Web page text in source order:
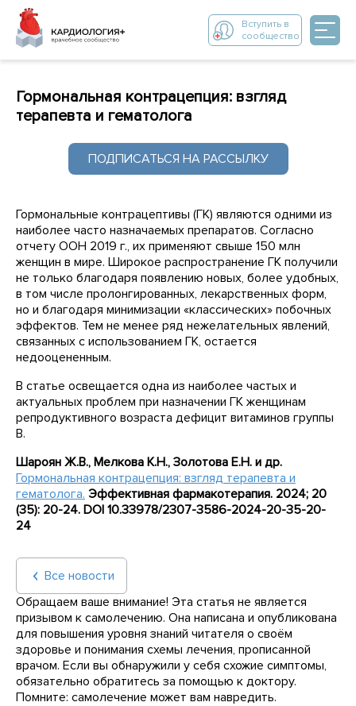
Вступить в
сообщество
Гормональная контрацепция: взгляд
терапевта и гематолога
ПОДПИСАТЬСЯ НА РАССЫЛКУ
Гормональные контрацептивы (ГК) являются одними из
наиболее часто назначаемых препаратов. Согласно
отчету ООН 2019 г., их применяют свыше 150 млн
женщин в мире. Широкое распространение ГК получили
не только благодаря появлению новых, более удобных,
в том числе пролонгированных, лекарственных форм,
но и благодаря минимизации «классических» побочных
эффектов. Тем не менее ряд нежелательных явлений,
связанных с использованием ГК, остается
недооцененным.
В статье освещается одна из наиболее частых и
актуальных проблем при назначении ГК женщинам
репродуктивного возраста дефицит витаминов группы
В.
Шароян Ж.В., Мелкова К.Н., Золотова Е.Н. и др.
Гормональная контрацепция: взгляд терапевта и
гематолога. Эффективная фармакотерапия. 2024; 20
(35): 20-24. DOI 10.33978/2307-3586-2024-20-35-20-
24
Все новости
Обращаем ваше внимание! Эта статья не является
призывом к самолечению. Она написана и опубликована
для повышения уровня знаний читателя о своём
здоровье и понимания схемы лечения, прописанной
врачом. Если вы обнаружили у себя схожие симптомы,
обязательно обратитесь за помощью к доктору.
Помните: самолечение может вам навредить.